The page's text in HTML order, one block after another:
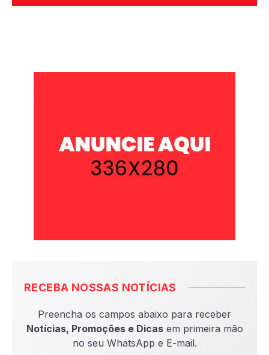
RECEBA NOSSAS NOTÍCIAS
Preencha os campos abaixo para receber
Notícias, Promoções e Dicasem primeira mão
no seu WhatsApp e E-mail.